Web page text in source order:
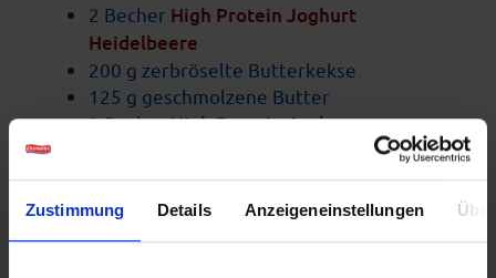
Zustimmung Details Anzeigeneinstellungen
2 Becher High Protein Joghurt
Heidelbeere
200 g zerbröselte Butterkekse
125 g geschmolzene Butter
2 BecherHigh Protein Joghurt
150g Heidelbeeren (vorher gekocht)
Für die Riegel